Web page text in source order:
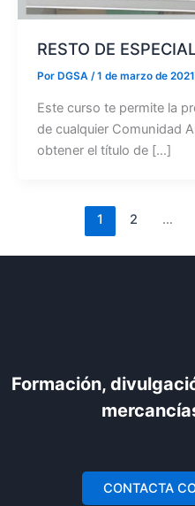
RESTO DE
Por DGSA /1 de marzo de 2021
Este curso te permite la
de cualquier Comunidad
obtener el título de […]
1 2 …
Formación,
CONTACTA